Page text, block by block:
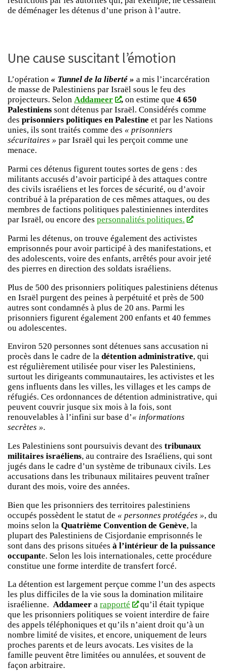
de déménager les détenus d’une prison à l’autre.
Une cause suscitant l’émotion
L’opération « Tunnel de la liberté » a mis l’incarcération
de masse de Palestiniens par Israël sous le feu des
projecteurs. Selon Addameer ,on estime que 4 650
Palestiniens sont détenus par Israël. Considérés comme
des prisonniers politiques en Palestine et par les Nations
unies, ils sont traités comme des « prisonniers
sécuritaires » par Israël qui les perçoit comme une
menace.
Parmi ces détenus figurent toutes sortes de gens : des
militants accusés d’avoir participé à des attaques contre
des civils israéliens et les forces de sécurité, ou d’avoir
contribué à la préparation de ces mêmes attaques, ou des
membres de factions politiques palestiniennes interdites
par Israël, ou encore des personnalités politiques.
Parmi les détenus, on trouve également des activistes
emprisonnés pour avoir participé à des manifestations, et
des adolescents, voire des enfants, arrêtés pour avoir jeté
des pierres en direction des soldats israéliens.
Plus de 500 des prisonniers politiques palestiniens détenus
en Israël purgent des peines à perpétuité et près de 500
autres sont condamnés à plus de 20 ans. Parmi les
prisonniers figurent également 200 enfants et 40 femmes
ou adolescentes.
Environ 520 personnes sont détenues sans accusation ni
procès dans le cadre de la détention administrative, qui
est régulièrement utilisée pour viser les Palestiniens,
surtout les dirigeants communautaires, les activistes et les
gens influents dans les villes, les villages et les camps de
réfugiés. Ces ordonnances de détention administrative, qui
peuvent couvrir jusque six mois à la fois, sont
renouvelables à l’infini sur base d’« informations
secrètes ».
Les Palestiniens sont poursuivis devant des tribunaux
militaires israéliens, au contraire des Israéliens, qui sont
jugés dans le cadre d’un système de tribunaux civils. Les
accusations dans les tribunaux militaires peuvent traîner
durant des mois, voire des années.
Bien que les prisonniers des territoires palestiniens
occupés possèdent le statut de « personnes protégées », du
moins selon la Quatrième Convention de Genève, la
plupart des Palestiniens de Cisjordanie emprisonnés le
sont dans des prisons situées à l’intérieur de la puissance
occupante. Selon les lois internationales, cette procédure
constitue une forme interdite de transfert forcé.
La détention est largement perçue comme l’un des aspects
les plus difficiles de la vie sous la domination militaire
israélienne. Addameer a rapporté
qu’il était typique
que les prisonniers politiques se voient interdire de faire
des appels téléphoniques et qu’ils n’aient droit qu’à un
nombre limité de visites, et encore, uniquement de leurs
proches parents et de leurs avocats. Les visites de la
famille peuvent être limitées ou annulées, et souvent de
façon arbitraire.